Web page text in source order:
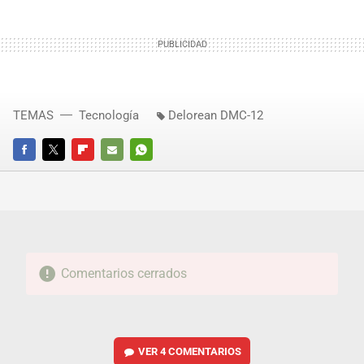
FACEBOOKTWITTERFLIPBOARD
E-
WHATSAPP
TEMAS Tecnología Delorean DMC-12
Comentarios cerrados
VER4 COMENTARIOS